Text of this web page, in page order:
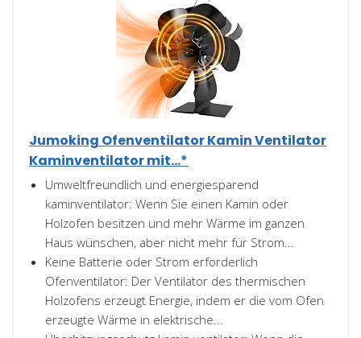
Jumoking Ofenventilator Kamin Ventilator
Kaminventilator mit...*
Umweltfreundlich und energiesparend
kaminventilator: Wenn Sie einen Kamin oder
Holzofen besitzen und mehr Wärme im ganzen
Haus wünschen, aber nicht mehr für Strom...
Keine Batterie oder Strom erforderlich
Ofenventilator: Der Ventilator des thermischen
Holzofens erzeugt Energie, indem er die vom Ofen
erzeugte Wärme in elektrische...